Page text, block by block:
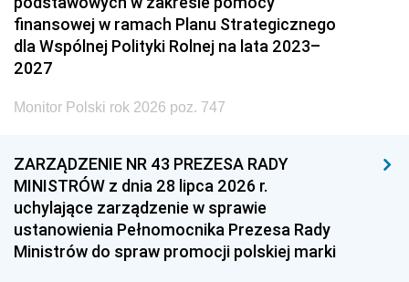
finansowej w ramach Planu Strategicznego
dla Wspólnej Polityki Rolnej na lata 2023–
2027
Monitor Polski rok 2026 poz. 747
ZARZĄDZENIE NR 43 PREZESA RADY
MINISTRÓW z dnia 28 lipca 2026 r.
uchylające zarządzenie w sprawie
ustanowienia Pełnomocnika Prezesa Rady
Ministrów do spraw promocji polskiej marki